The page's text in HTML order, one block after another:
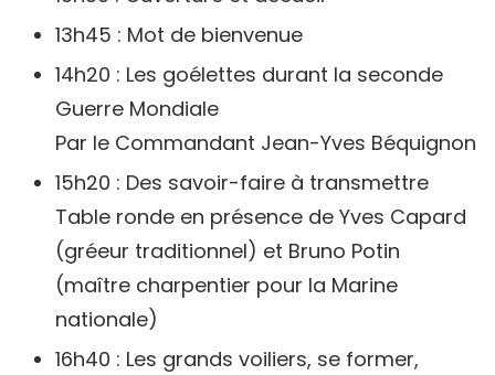
13h45 : Mot de bienvenue
14h20 : Les goélettes durant la seconde
Guerre Mondiale
Par le Commandant Jean-Yves Béquignon
15h20 : Des savoir-faire à transmettre
Table ronde en présence de Yves Capard
(gréeur traditionnel) et Bruno Potin
(maître charpentier pour la Marine
nationale)
16h40 : Les grands voiliers, se former,